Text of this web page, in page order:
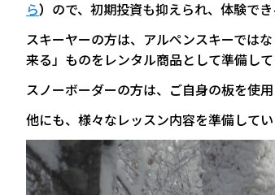
ら） ので、初期投資も抑えられ、体験でき
スキーヤーの方は、アルペンスキーでは
来る」ものをレンタル商品として準備して
スノーボーダーの方は、ご自身の板を使
他にも、様々なレッスン内容を準備して